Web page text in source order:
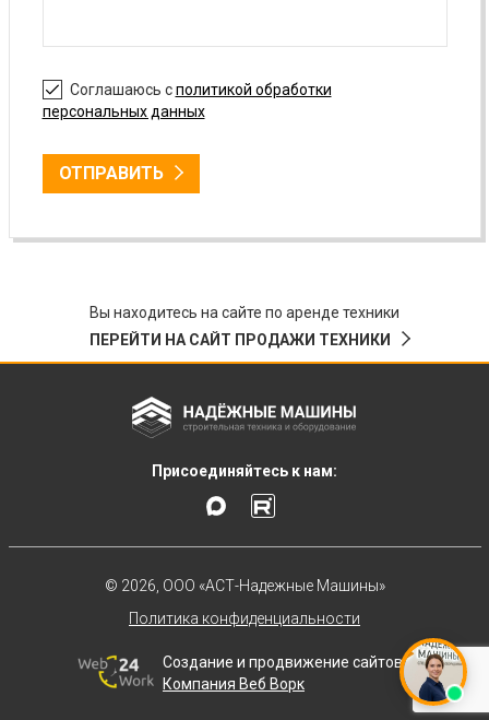
Соглашаюсь сполитикой обработки
персональных данных
ОТПРАВИТЬ
Вы находитесь на сайте по аренде техники
ПЕРЕЙТИ НА САЙТ ПРОДАЖИ ТЕХНИКИ
Присоединяйтесь к нам:
© 2026, ООО «АСТ-Надежные Машины»
Политика конфиденциальности
Создание и продвижение сайтов
Компания Веб Ворк